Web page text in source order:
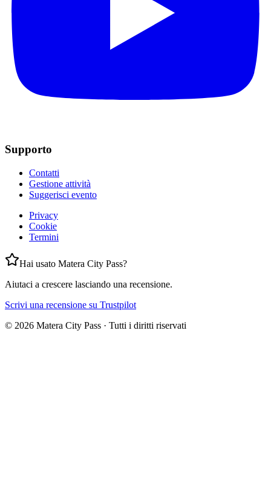
Supporto
Contatti
Gestione attività
Suggerisci evento
Privacy
Cookie
Termini
Hai usato Matera City Pass?
Aiutaci a crescere lasciando una recensione.
Scrivi una recensione su Trustpilot
© 2026 Matera City Pass · Tutti i diritti riservati